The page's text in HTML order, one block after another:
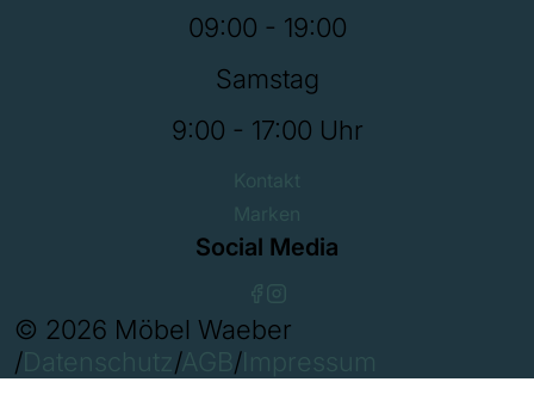
09:00 - 19:00
Samstag
9:00 - 17:00 Uhr
Kontakt
Marken
Social Media
© 2026 Möbel Waeber
/Datenschutz/AGB/Impressum